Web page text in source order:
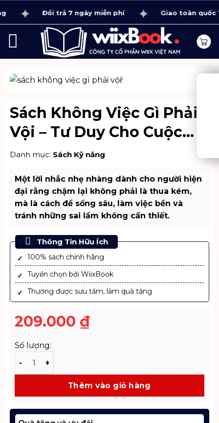
qua
Đổi trả 7 ngày miễn phí Giao toàn quốc 1 - 4
Sách Không Việc Gì Phải
Vội – Tư Duy Cho Cuộc
Sống Cân Bằng
Danh mục: Sách Kỹ năng
Một lời nhắc nhẹ nhàng dành cho người hiện
đại rằng chậm lại không phải là thua kém,
mà là cách để sống sâu, làm việc bền và
tránh những sai lầm không cần thiết.
Thông Tin Hữu Ích
100% sách chính hãng
Tuyển chọn bởi WiixBook
Thường được sưu tầm, làm quà tặng
209.000 ₫
Số lượng:
Thêm vào giỏ hàng